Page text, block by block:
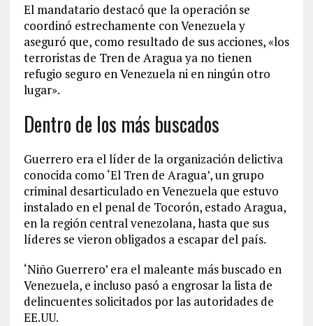
El mandatario destacó que la operación se
coordinó estrechamente con Venezuela y
aseguró que, como resultado de sus acciones, «los
terroristas de Tren de Aragua ya no tienen
refugio seguro en Venezuela ni en ningún otro
lugar».
Dentro de los más buscados
Guerrero era el líder de la organización delictiva
conocida como ‘El Tren de Aragua’, un grupo
criminal desarticulado en Venezuela que estuvo
instalado en el penal de Tocorón, estado Aragua,
en la región central venezolana, hasta que sus
líderes se vieron obligados a escapar del país.
‘Niño Guerrero’ era el maleante más buscado en
Venezuela, e incluso pasó a engrosar la lista de
delincuentes solicitados por las autoridades de
EE.UU.